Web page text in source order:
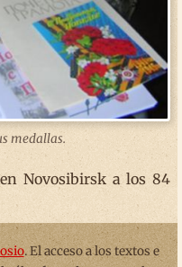
medallas.
Novosibirsk a los 84
. El acceso a los textos e